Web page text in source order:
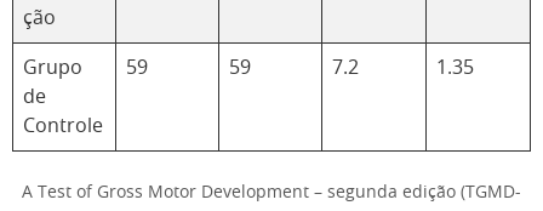
ção
Grupo
de
Controle
59 59 7.2 1.35
A Test of Gross Motor Development – segunda edição (TGMD-